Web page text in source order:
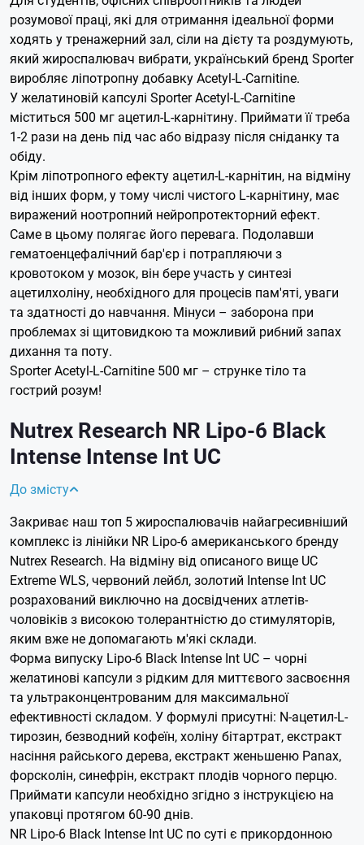
розумової праці, які для отримання ідеальної форми
ходять у тренажерний зал, сіли на дієту та роздумують,
який жироспалювач вибрати, український бренд Sporter
виробляє ліпотропну добавку Acetyl-L-Carnitine.
У желатиновій капсулі Sporter Acetyl-L-Carnitine
міститься 500 мг ацетил-L-карнітину. Приймати її треба
1-2 рази на день під час або відразу після сніданку та
обіду.
Крім ліпотропного ефекту ацетил-L-карнітин, на відміну
від інших форм, у тому числі чистого L-карнітину, має
виражений ноотропний нейропротекторний ефект.
Саме в цьому полягає його перевага. Подолавши
гематоенцефалічний бар'єр і потрапляючи з
кровотоком у мозок, він бере участь у синтезі
ацетилхоліну, необхідного для процесів пам'яті, уваги
та здатності до навчання. Мінуси – заборона при
проблемах зі щитовидкою та можливий рибний запах
дихання та поту.
Sporter Acetyl-L-Carnitine 500 мг – струнке тіло та
гострий розум!
Nutrex Research NR Lipo-6 Black
Intense Intense Int UC
До змісту
Закриває наш топ 5 жироспалювачів найагресивніший
комплекс із лінійки NR Lipo-6 американського бренду
Nutrex Research. На відміну від описаного вище UC
Extreme WLS, червоний лейбл, золотий Intense Int UC
розрахований виключно на досвідчених атлетів-
чоловіків з високою толерантністю до стимуляторів,
яким вже не допомагають м'які склади.
Форма випуску Lipo-6 Black Intense Int UC – чорні
желатинові капсули з рідким для миттєвого засвоєння
та ультраконцентрованим для максимальної
ефективності складом. У формулі присутні: N-ацетил-L-
тирозин, безводний кофеїн, холіну бітартрат, екстракт
насіння райського дерева, екстракт женьшеню Panax,
форсколін, синефрін, екстракт плодів чорного перцю.
Приймати капсули необхідно згідно з інструкцією на
упаковці протягом 60-90 днів.
NR Lipo-6 Black Intense Int UC по суті є прикордонною